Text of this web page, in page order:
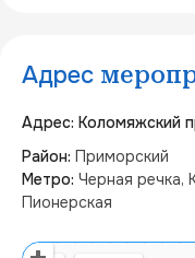
Адрес
Адрес: Коломяжский
Район: Приморский
Метро: Черная речка,
Пионерская